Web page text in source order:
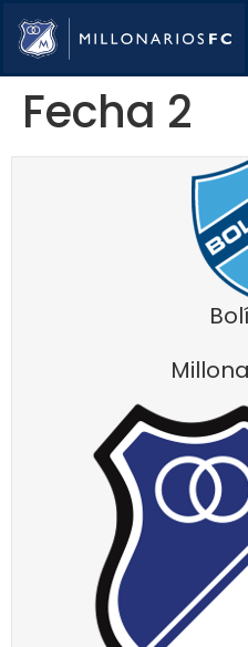
Fecha 2